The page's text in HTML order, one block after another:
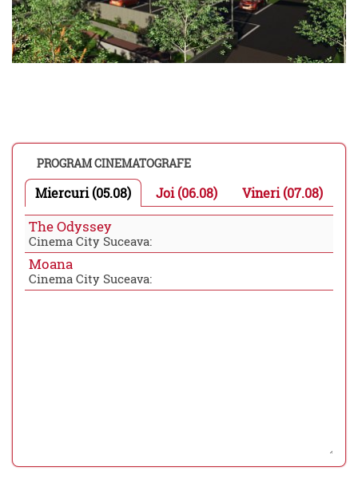
PROGRAM CINEMATOGRAFE
Miercuri (05.08) Joi (06.08) Vineri (07.08)
The Odyssey
Cinema City Suceava:
Moana
Cinema City Suceava: